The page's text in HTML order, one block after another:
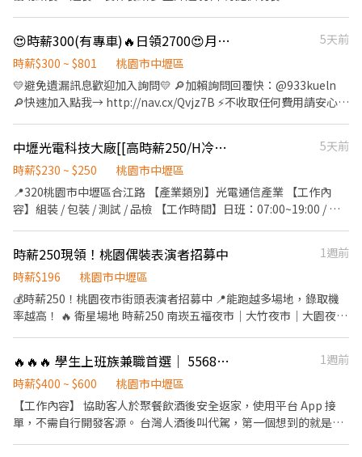
分鐘(10.-10.10/15.-15.10) 中夜班 ⟶ 用餐30分鐘 ⚡️工作地點 《各
廠區都在附近，以總廠為主》 桃園市中壢區吉林北路5-2號 (總廠)
(自強廠) 桃園市中壢區東園路13號 (東園廠) ⚡️應徵方式⚡️ 線上投遞履
歷，將有專人聯絡安排 加入官方通訊帳號應徵：ID：@609repyd
請提供：姓名＋聯絡電話＋「工作職務名稱」
😍時薪300(有專車)🔥日領2700😍月休15天✅高錄取率/名額有限快快卡位
5天前
時薪$300 ~ $801
桃園市中壢區
💛避免遺漏訊息歡迎加入詢問💛 🔎加賴詢問回覆快：@933kueln
🔎快速加入點我→ http://nav.cx/Qvjz7B ⚡不收取任何費用請安心詢
車位500一個月 🚗 免費專車接送 ☑️中壢-吉林路和長春五路路口
☑️八德-桃園市八德區和平路1125巷 ▬▬▬▬【職務介紹】
▬▬▬▬ ⭐工作地點：龍潭區龍園五路 ⭐工作內容：半導體大廠
作業員 ▪️品檢：6H目檢看顯微鏡 其餘時間拆包裝/拿治具/作帳/點
度：做二休二 ⭐用餐制度：餐廳80或自理 ⭐工作時間/薪資待遇(含津
貼)： ▶️日班 07:00~19:10 $270/H ➜ 月休15天大約 $40,500 ➜ 月
約 $45,000 ➜ 月休11天大約 $67,440 ⭕可日領2700
▬▬▬▬🔺立即應徵🔺▬▬▬▬ 💛避免遺漏訊息歡迎加入詢問
💛 🔎加賴詢問回覆快：@933kueln 🔎快速加入點我→
http://nav.cx/Qvjz7B ⚡不收取任何費用請安心詢問⚡
中壢光電科技大廠[[高時薪250/H冷氣廠房做二休二]]免費停車位AA-411
5天前
時薪$230 ~ $250
桃園市中壢區
📍320桃園市中壢區合江路 【產業類別】光電通信產業 【工作內
容】組裝 / 包裝 / 測試 / 品檢 【工作時間】日班：07:00~19:00 / 夜
【用餐說明】自理，廠內有微波爐、冰箱、販賣機 【工作條件】全
套無塵衣作業、久站/走動/久坐依單位分配、配合體檢 【停車位】
免費機車停車位 ⭕產線做光通元件、光通模組、晶元製造 ⭕產品非
常小又輕，不需要搬重 ⭕無塵室環境、冷氣廠房，須接受可穿全套
時薪250現領！桃園偶裝表演者招募中
1週前
時薪$196
桃園市中壢區
💰時薪250！桃園夜市街頭表演者招募中 📍能跑越多場地，錄取機
率越高！ 🔥 衛星場地 時薪250 南崁五福夜市｜大竹夜市｜大園夜市
最穩的兩個主場，班最多、天天有場次， 新手最好練功、最快上手
的地方。 🚇 交通超方便 中壢觀光夜市走中壢車站幾分鐘就到， 八
德、南崁、大竹、大園騎車都在 20 分鐘內， 機車好停，跑完直接
回家不用趕末班。 班表上沒有列出的夜市或場地也能報名嗎？ 當然
🔥🔥🔥 學生上班族兼職首選｜ 55688代駕-中壢
1週前
時薪$400 ~ $600
桃園市中壢區
【工作內容】 協助客人於聚餐飲酒後安全返家，使用平台 App 接
單，不需自行開發客源。 台灣人酒後叫代駕，第一個想到的就是